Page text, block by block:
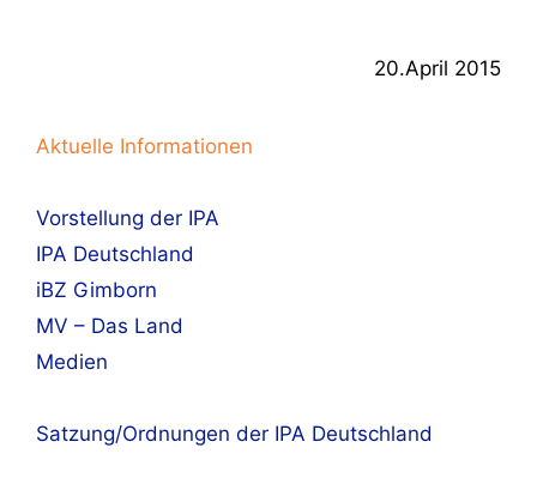
20.April 2015
Aktuelle Informationen
Vorstellung der IPA
IPA Deutschland
iBZ Gimborn
MV – Das Land
Medien
Satzung/Ordnungen der IPA Deutschland